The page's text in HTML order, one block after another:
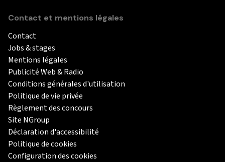
Contact et mentions légales
Contact
Jobs & stages
Mentions légales
Publicité Web & Radio
Conditions générales d'utilisation
Politique de vie privée
Règlement des concours
Site NGroup
Déclaration d'accessibilité
Politique de cookies
Configuration des cookies